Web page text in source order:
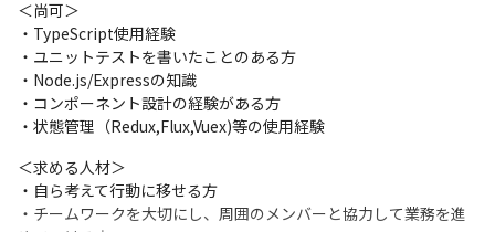
プロイ/保守・運用
【開発環境】Vue.js/Nuxt.js/TypeScript/Ruby(Ruby on
Rails)/GCP
・エンジニア年収：540万円
・出社：ハイブリット（出社・リモート）
・エンジニア経験3年2ヶ月
■予約系サービス開発（WEBアプリ、スマホ）
【フェーズ】詳細設計/開発/単体・結合・総合テスト/デプロイ/保
守・運用
＜尚可＞
・TypeScript使用経験
・ユニットテストを書いたことのある方
・Node.js/Expressの知識
・コンポーネント設計の経験がある方
・状態管理（Redux,Flux,Vuex)等の使用経験
＜求める人材＞
・自ら考えて行動に移せる方
・チームワークを大切にし、周囲のメンバーと協力して業務を進